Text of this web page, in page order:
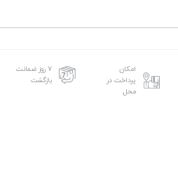
امکان
پرداخت در
محل
۷ روز ضمانت
بازگشت